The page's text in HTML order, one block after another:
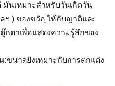
นเหมาะสำหรับวันเกิดวัน
ฯ ) ของขวัญให้กับญาติและ
กตาเพื่อแสดงความรู้สึกของ
:ขนาดยังเหมาะกับการตกแต่ง